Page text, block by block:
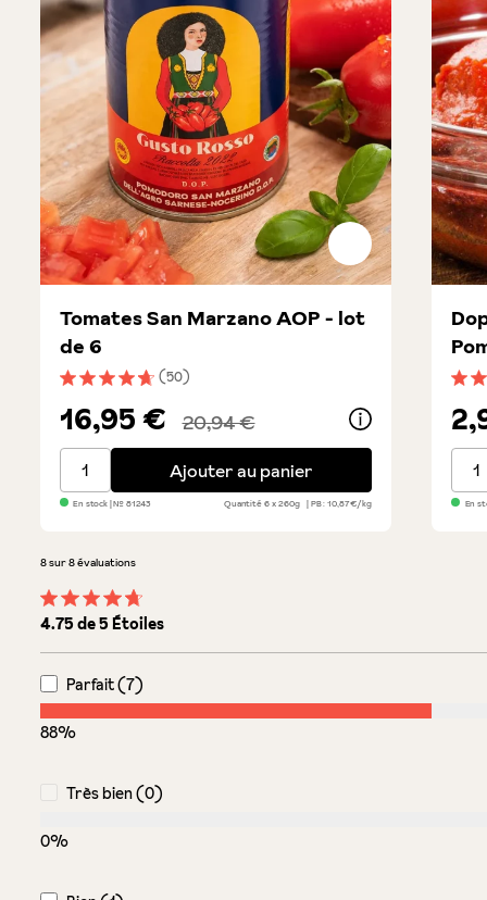
Note moyenne de 4.7 sur 5 étoiles
(50)
Tomates San Marzano AOP - lot
de 6
16,95 € 20,94 €
Tomates San Marzano AOP - lot de 6
Ajouter au panier
En stock | №81243 Quantité6 x 260g PB : 10,87€/kg En
8 sur 8 évaluations
Note moyenne de 4.7 sur 5 étoiles
4.75 de 5 Étoiles
Parfait (7)
88%
Très bien (0)
0%